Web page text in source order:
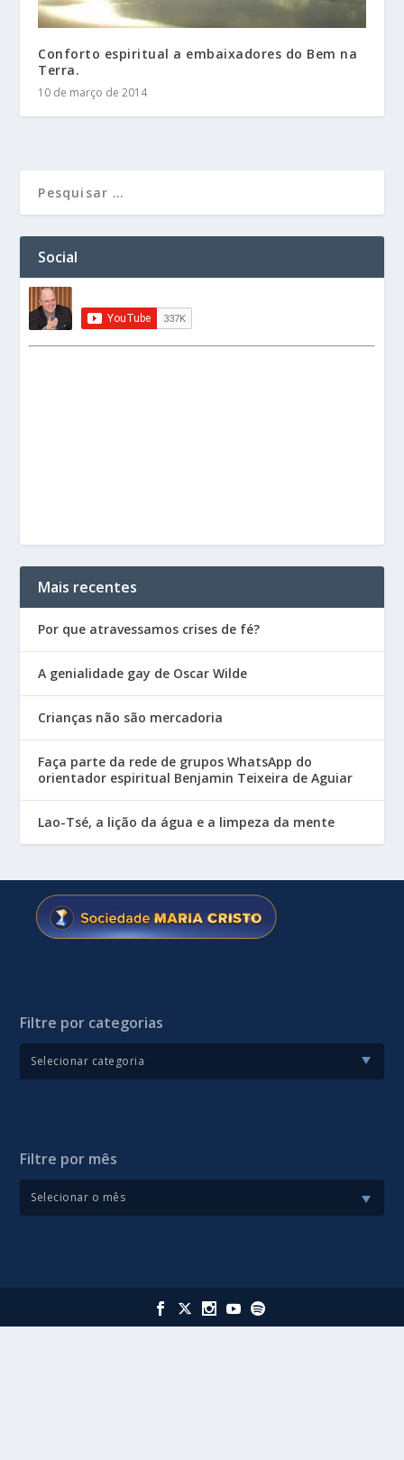
Conforto espiritual a embaixadores do Bem na
Terra.
10 de março de 2014
Social
Mais recentes
Por que atravessamos crises de fé?
A genialidade gay de Oscar Wilde
Crianças não são mercadoria
Faça parte da rede de grupos WhatsApp do
orientador espiritual Benjamin Teixeira de Aguiar
Lao-Tsé, a lição da água e a limpeza da mente
Filtre por categorias
Filtre por mês